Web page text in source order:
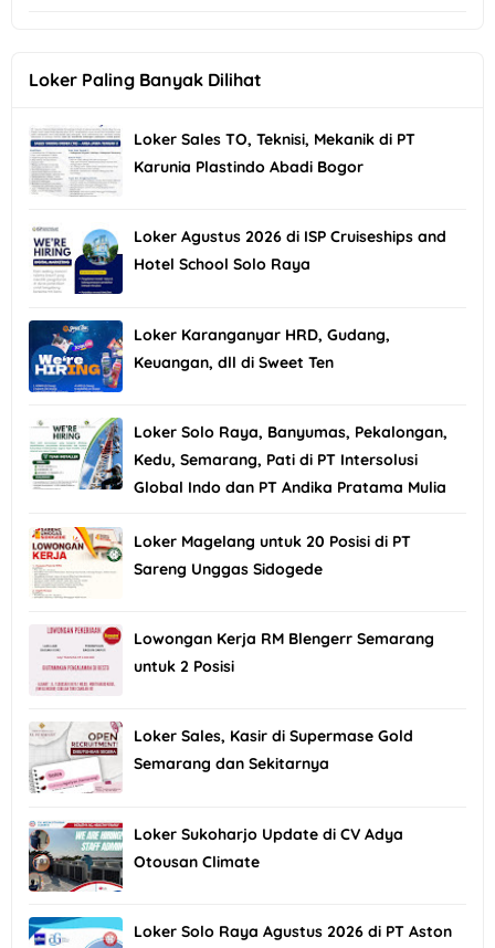
Loker Paling Banyak Dilihat
Loker Sales TO, Teknisi, Mekanik di PT
Karunia Plastindo Abadi Bogor
Loker Agustus 2026 di ISP Cruiseships and
Hotel School Solo Raya
Loker Karanganyar HRD, Gudang,
Keuangan, dll di Sweet Ten
Loker Solo Raya, Banyumas, Pekalongan,
Kedu, Semarang, Pati di PT Intersolusi
Global Indo dan PT Andika Pratama Mulia
Loker Magelang untuk 20 Posisi di PT
Sareng Unggas Sidogede
Lowongan Kerja RM Blengerr Semarang
untuk 2 Posisi
Loker Sales, Kasir di Supermase Gold
Semarang dan Sekitarnya
Loker Sukoharjo Update di CV Adya
Otousan Climate
Loker Solo Raya Agustus 2026 di PT Aston